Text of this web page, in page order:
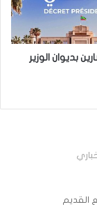
بديوان الوزير
القديم